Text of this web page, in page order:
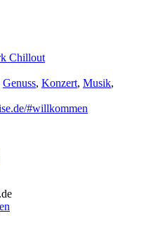
Chillout
Genuss, Konzert, Musik,
#willkommen